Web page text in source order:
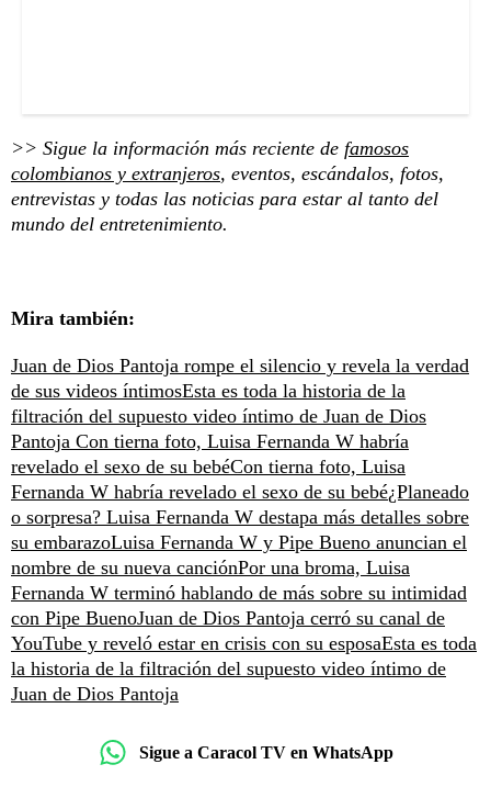
>> Sigue la información más reciente de famosos
colombianos y extranjeros, eventos, escándalos, fotos,
entrevistas y todas las noticias para estar al tanto del
mundo del entretenimiento.
Mira también:
Juan de Dios Pantoja rompe el silencio y revela la verdad
de sus videos íntimosEsta es toda la historia de la
filtración del supuesto video íntimo de Juan de Dios
Pantoja Con tierna foto, Luisa Fernanda W habría
revelado el sexo de su bebéCon tierna foto, Luisa
Fernanda W habría revelado el sexo de su bebé¿Planeado
o sorpresa? Luisa Fernanda W destapa más detalles sobre
su embarazoLuisa Fernanda W y Pipe Bueno anuncian el
nombre de su nueva canciónPor una broma, Luisa
Fernanda W terminó hablando de más sobre su intimidad
con Pipe BuenoJuan de Dios Pantoja cerró su canal de
YouTube y reveló estar en crisis con su esposaEsta es toda
la historia de la filtración del supuesto video íntimo de
Juan de Dios Pantoja
Sigue a Caracol TV en WhatsApp